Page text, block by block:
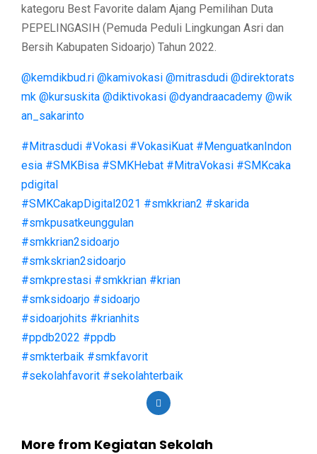
kategoru Best Favorite dalam Ajang Pemilihan Duta
PEPELINGASIH (Pemuda Peduli Lingkungan Asri dan
Bersih Kabupaten Sidoarjo) Tahun 2022.
@kemdikbud.ri @kamivokasi @mitrasdudi @direktorats
mk @kursuskita @diktivokasi @dyandraacademy @wik
an_sakarinto
#Mitrasdudi #Vokasi #VokasiKuat #MenguatkanIndon
esia #SMKBisa #SMKHebat #MitraVokasi #SMKcaka
pdigital
#SMKCakapDigital2021 #smkkrian2 #skarida
#smkpusatkeunggulan
#smkkrian2sidoarjo
#smkskrian2sidoarjo
#smkprestasi #smkkrian #krian
#smksidoarjo #sidoarjo
#sidoarjohits #krianhits
#ppdb2022 #ppdb
#smkterbaik #smkfavorit
#sekolahfavorit #sekolahterbaik
More from Kegiatan Sekolah